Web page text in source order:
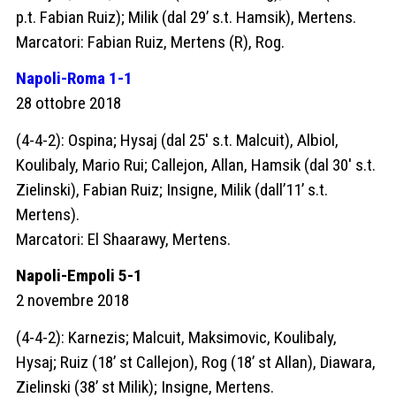
p.t. Fabian Ruiz); Milik (dal 29’ s.t. Hamsik), Mertens.
Marcatori: Fabian Ruiz, Mertens (R), Rog.
Napoli-Roma 1-1
28 ottobre 2018
(4-4-2): Ospina; Hysaj (dal 25′ s.t. Malcuit), Albiol,
Koulibaly, Mario Rui; Callejon, Allan, Hamsik (dal 30′ s.t.
Zielinski), Fabian Ruiz; Insigne, Milik (dall’11’ s.t.
Mertens).
Marcatori: El Shaarawy, Mertens.
Napoli-Empoli 5-1
2 novembre 2018
(4-4-2): Karnezis; Malcuit, Maksimovic, Koulibaly,
Hysaj; Ruiz (18’ st Callejon), Rog (18’ st Allan), Diawara,
Zielinski (38’ st Milik); Insigne, Mertens.